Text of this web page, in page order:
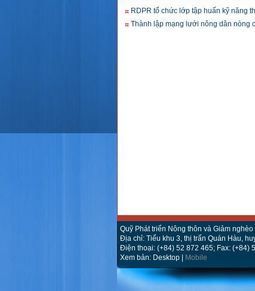
RDPR tổ chức lớp tập huấn kỹ năng
Thành lập mạng lưới nông dân nòng
Quỹ Phát triển Nông thôn và Giảm
Địa chỉ: Tiểu khu 3, thị trấn Quán Hàu,
Điện thoại: (+84) 52 872 465; Fax: (+84)
Xem bản: Desktop |
Mobile